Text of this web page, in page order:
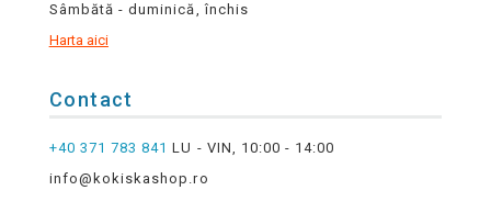
Sâmbătă - duminică, închis
Harta aici
Contact
+40 371 783 841 LU - VIN, 10:00 - 14:00
info@kokiskashop.ro